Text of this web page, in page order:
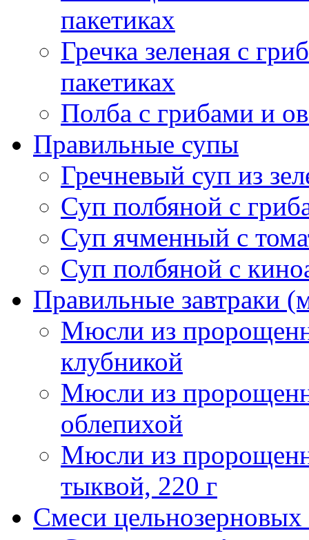
пакетиках
Гречка зеленая с
пакетиках
Полба с грибами и
Правильные супы
Гречневый суп из
Суп полбяной с
Суп ячменный с
Суп полбяной с
Правильные завтраки
Мюсли из
клубникой
Мюсли из
облепихой
Мюсли из
тыквой, 220 г
Смеси